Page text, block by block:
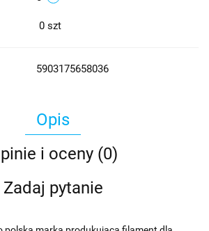
0 szt
5903175658036
Opis
i oceny (0)
Zadaj pytanie